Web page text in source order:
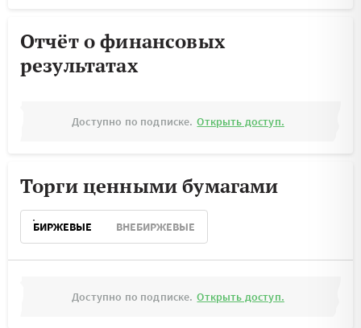
Отчёт о финансовых
результатах
Доступно по подписке. Открыть доступ.
Торги ценными бумагами
БИРЖЕВЫЕ ВНЕБИРЖЕВЫЕ
Доступно по подписке. Открыть доступ.